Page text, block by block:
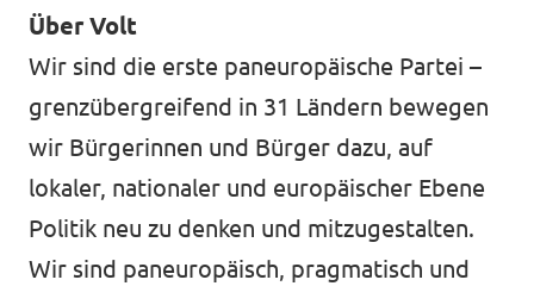
Über Volt
Wir sind die erste paneuropäische Partei –
grenzübergreifend in 31 Ländern bewegen
wir Bürgerinnen und Bürger dazu, auf
lokaler, nationaler und europäischer Ebene
Politik neu zu denken und mitzugestalten.
Wir sind paneuropäisch, pragmatisch und